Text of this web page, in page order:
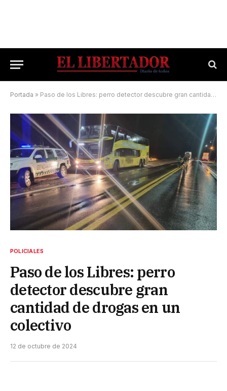
Portada » Paso de los Libres: perro detector descubre gran cantidad de drogas en un colectivo
POLICIALES
Paso de los Libres: perro
detector descubre gran
cantidad de drogas en un
colectivo
12 de octubre de 2024